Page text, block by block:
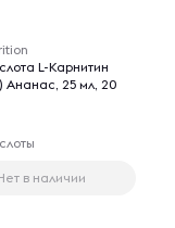
L-Карнитин
Ананас, 25 мл, 20
в наличии